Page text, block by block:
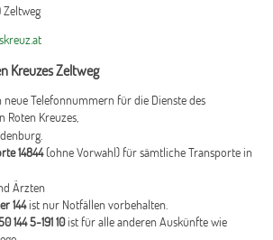
Zeltweg
Kreuzes Zeltweg
Telefonnummern für die Dienste des
Roten Kreuzes,
14844(ohne Vorwahl) für sämtliche Transporte in
Ärzten
144ist nur Notfällen vorbehalten.
144 5-191 10ist für alle anderen Auskünfte wie